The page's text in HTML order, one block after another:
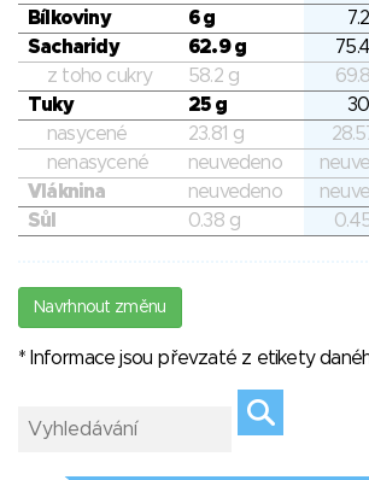
Bílkoviny
6 g
Sacharidy
62.9 g
z toho cukry
58.2 g
Tuky
25 g
nasycené
23.81 g
nenasycené
neuvedeno
Vláknina
neuvedeno
Sůl
0.38 g
Navrhnout změnu
* Informace jsou převzaté z etikety